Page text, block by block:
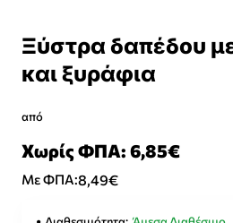
Ξύστρα δαπέδου
και ξυράφια
από
Με ΦΠΑ:8,49€
Χωρίς ΦΠΑ: 6,85€